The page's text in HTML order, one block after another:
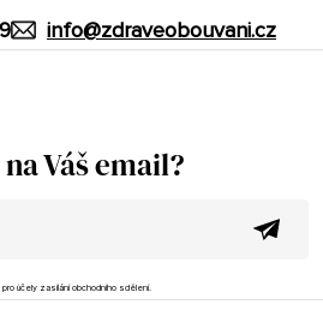
info@zdraveobouvani.cz
Váš email?
pro účely zasílání obchodního sdělení.